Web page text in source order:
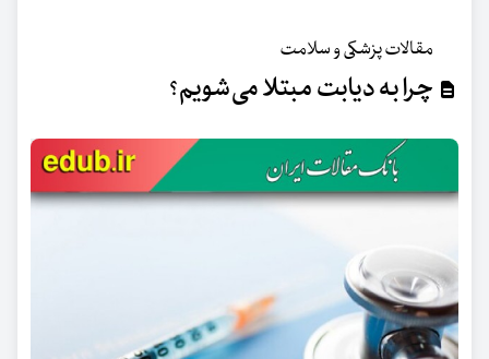
مقالات پزشکی و سلامت
چرا به دیابت مبتلا می‌شویم؟